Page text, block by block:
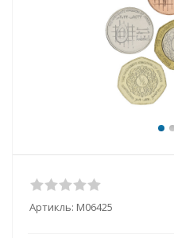
Артикль: М06425